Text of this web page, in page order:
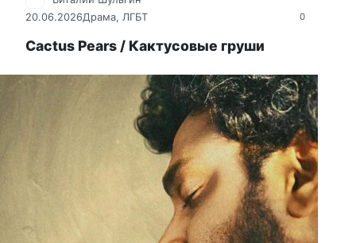
0
20.06.2026Драма, ЛГБТ
Cactus Pears / Кактусовые груши